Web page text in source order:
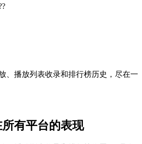
、播放列表收录和排行榜历史，尽在一
有平台的表现